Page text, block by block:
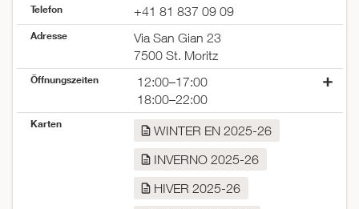
Telefon +41 81 837 09 09
Adresse
Via San Gian 23
7500 St. Moritz
Öffnungszeiten
12:00–17:00
18:00–22:00
Montag
12:00–17:00
18:00–22:00
12:00–17:00
12:00–17:00
Karten
WINTER EN 2025-26
INVERNO 2025-26
HIVER 2025-26